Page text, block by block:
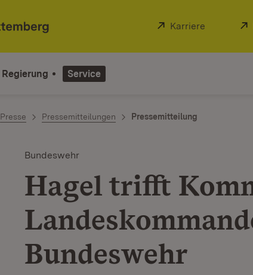
Extern:
Karriere (Öffnet in
Regierung Service
Presse Pressemitteilungen Pressemitteilung
Bundeswehr
Hagel trifft
Bundeswehr